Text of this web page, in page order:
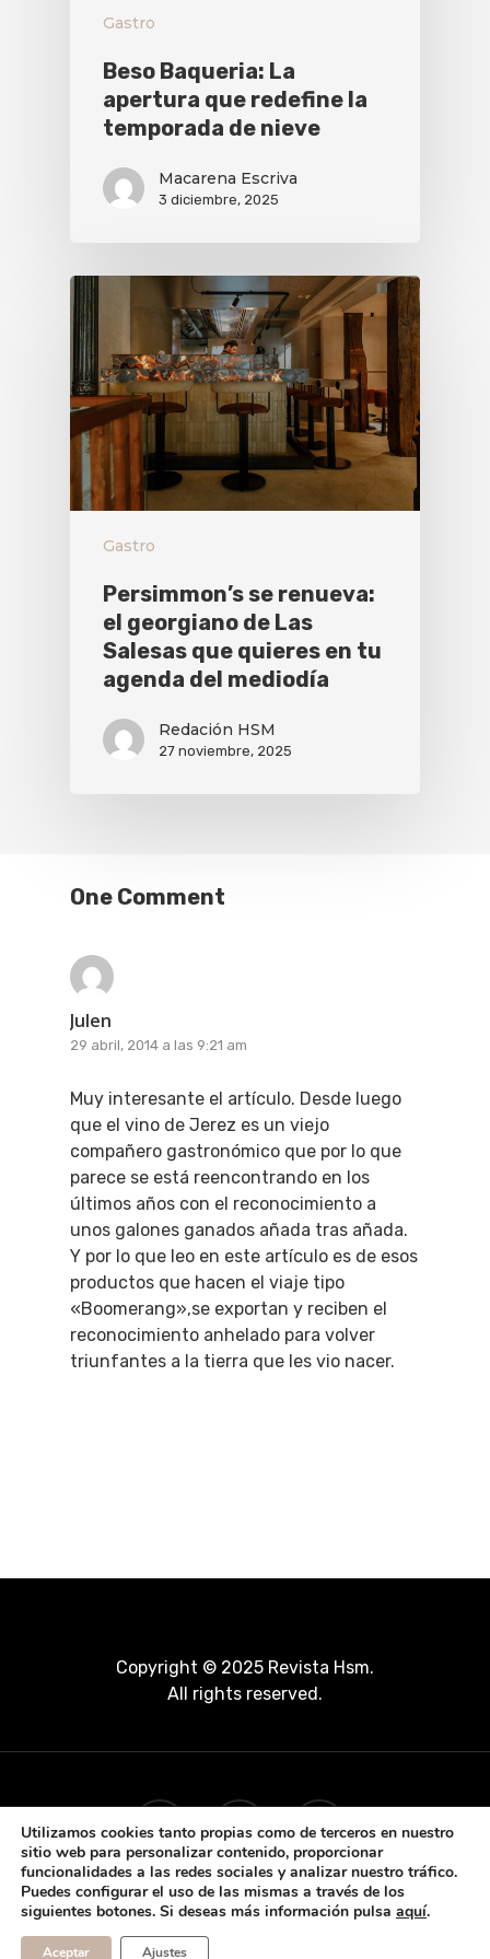
Gastro
Beso Baqueria: La
apertura que redefine la
temporada de nieve
Macarena Escriva
3 diciembre, 2025
Gastro
Persimmon’s se renueva:
el georgiano de Las
Salesas que quieres en tu
agenda del mediodía
Redación HSM
27 noviembre, 2025
One Comment
Julen
29 abril, 2014 a las 9:21 am
Muy interesante el artículo. Desde luego
que el vino de Jerez es un viejo
compañero gastronómico que por lo que
parece se está reencontrando en los
últimos años con el reconocimiento a
unos galones ganados añada tras añada.
Y por lo que leo en este artículo es de esos
productos que hacen el viaje tipo
«Boomerang»,se exportan y reciben el
reconocimiento anhelado para volver
triunfantes a la tierra que les vio nacer.
Copyright © 2025 Revista Hsm.
All rights reserved.
Utilizamos cookies tanto propias como de terceros en nuestro
sitio web para personalizar contenido, proporcionar
funcionalidades a las redes sociales y analizar nuestro tráfico.
Puedes configurar el uso de las mismas a través de los
siguientes botones. Si deseas más información pulsa aquí.
Aceptar Ajustes